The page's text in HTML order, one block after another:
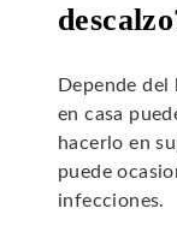
Depende del
en casa
hacerlo en
puede
infecciones.